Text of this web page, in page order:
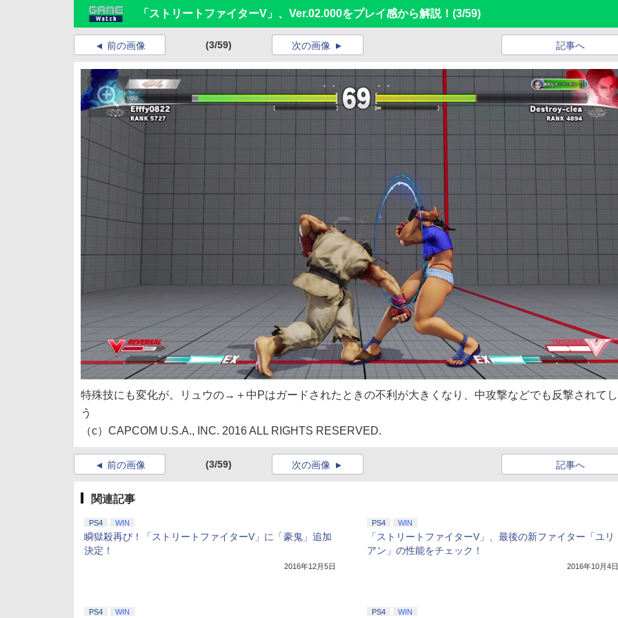
「ストリートファイターV」、Ver.02.000をプレイ感から解説！ (3/59)
前の画像 (3/59) 記事へ
次の画像
特殊技にも変化が。リュウの→＋中Pはガードされたときの不利が大きくなり、中攻撃などでも反撃されて
う
（c）CAPCOM U.S.A., INC. 2016 ALL RIGHTS RESERVED.
前の画像 (3/59) 記事へ
次の画像
関連記事
PS4 WIN
瞬獄殺再び！「ストリートファイターV」に「豪鬼」追加
決定！
2016年12月5日
PS4 WIN
「ストリートファイターV」、最後の新ファイター「ユリ
アン」の性能をチェック！
2016年10月4日
PS4 WIN PS4 WIN